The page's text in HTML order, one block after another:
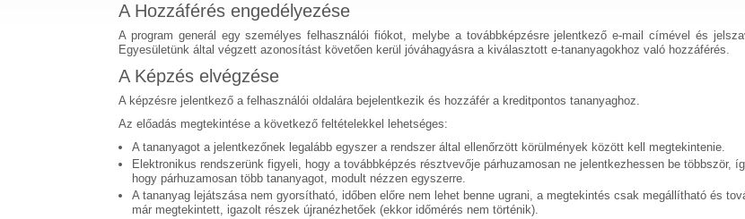
A Hozzáférés engedélyezése
A program generál egy személyes felhasználói fiókot, melybe a továbbképzésre jelentkező e-mail címével és
Egyesületünk által végzett azonosítást követően kerül jóváhagyásra a kiválasztott e-tananyagokhoz való hozzáférés.
A Képzés elvégzése
A képzésre jelentkező a felhasználói oldalára bejelentkezik és hozzáfér a kreditpontos tananyaghoz.
Az előadás megtekintése a következő feltételekkel lehetséges:
A tananyagot a jelentkezőnek legalább egyszer a rendszer által ellenőrzött körülmények között kell megtekintenie.
Elektronikus rendszerünk figyeli, hogy a továbbképzés résztvevője párhuzamosan ne jelentkezhessen be többször,
hogy párhuzamosan több tananyagot, modult nézzen egyszerre.
A tananyag lejátszása nem gyorsítható, időben előre nem lehet benne ugrani, a megtekintés csak megállítható és
már megtekintett, igazolt részek újranézhetőek (ekkor időmérés nem történik).